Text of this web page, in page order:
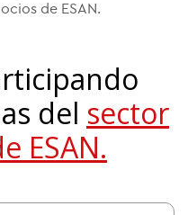
de ESAN.
del sector
ESAN.